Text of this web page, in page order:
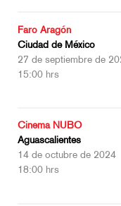
Faro Aragón
Ciudad de México
27 de septiembre de
15:00 hrs
Cinema NUBO
Aguascalientes
14 de octubre de 2024
18:00 hrs